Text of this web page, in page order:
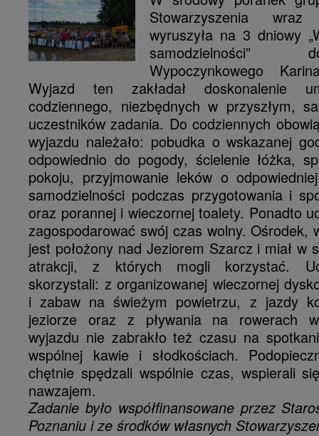
Stowarzyszenia
wyruszyła na 3 dniowy
Wypoczynkowego
Wyjazd ten zakładał doskonalenie
codziennego, niezbędnych w przyszłym,
uczestników zadania. Do codziennych
wyjazdu należało: pobudka o wskazanej
odpowiednio do pogody, ścielenie łóżka,
pokoju, przyjmowanie leków o
samodzielności podczas przygotowania i
oraz porannej i wieczornej toalety. Ponadto
zagospodarować swój czas wolny. Ośrodek,
jest położony nad Jeziorem Szarcz i miał w
atrakcji, z których mogli korzystać.
skorzystali: z organizowanej wieczornej
i zabaw na świeżym powietrzu, z jazdy
jeziorze oraz z pływania na rowerach
wyjazdu nie zabrakło też czasu na
wspólnej kawie i słodkościach.
chętnie spędzali wspólnie czas, wspierali
nawzajem.
Zadanie było współfinansowane przez
Poznaniu i ze środków własnych